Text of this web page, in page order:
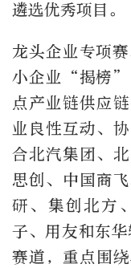
遴选优秀项目。
龙头企业专项
小企业“揭榜”
点产业链供应
业良性互动、
合北汽集团、
思创、中国商
研、集创北方
子、用友和东
赛道，重点围